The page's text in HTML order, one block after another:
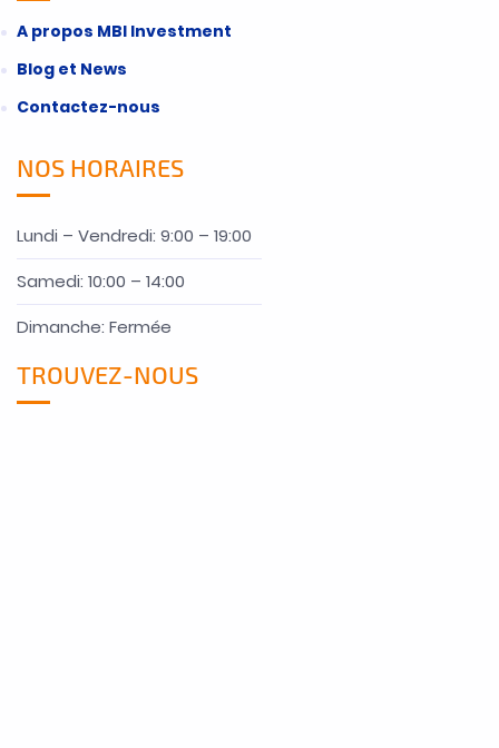
A propos MBI Investment
Blog et News
Contactez-nous
NOS HORAIRES
Lundi – Vendredi: 9:00 – 19:00
Samedi: 10:00 – 14:00
Dimanche: Fermée
TROUVEZ-NOUS